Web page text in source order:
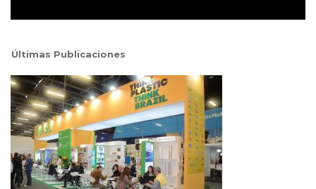
Últimas Publicaciones